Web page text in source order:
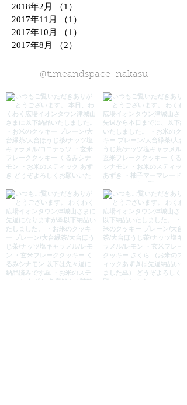
2018年2月
（1）
2017年11月
（1）
2017年10月
（1）
2017年8月
（2）
@timeandspace_nakasu